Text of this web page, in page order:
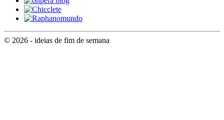
© 2026 - ideias de fim de semana